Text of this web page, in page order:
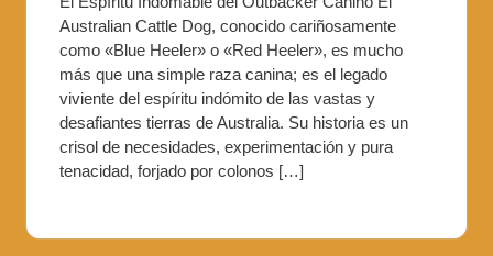
Australian Cattle Dog, conocido cariñosamente
como «Blue Heeler» o «Red Heeler», es mucho
más que una simple raza canina; es el legado
viviente del espíritu indómito de las vastas y
desafiantes tierras de Australia. Su historia es un
crisol de necesidades, experimentación y pura
tenacidad, forjado por colonos […]